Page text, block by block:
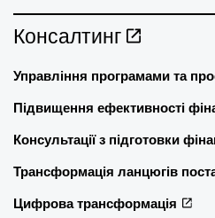
Консалтинг
Управління програмами та
Підвищення ефективності
Консультації з підготовки
Трансформація ланцюгів
Цифрова трансформація